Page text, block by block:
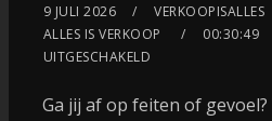
9 JULI 2026 VERKOOPISALLES
ALLES IS VERKOOP
00:30:49
UITGESCHAKELD
Ga jij af op feiten of